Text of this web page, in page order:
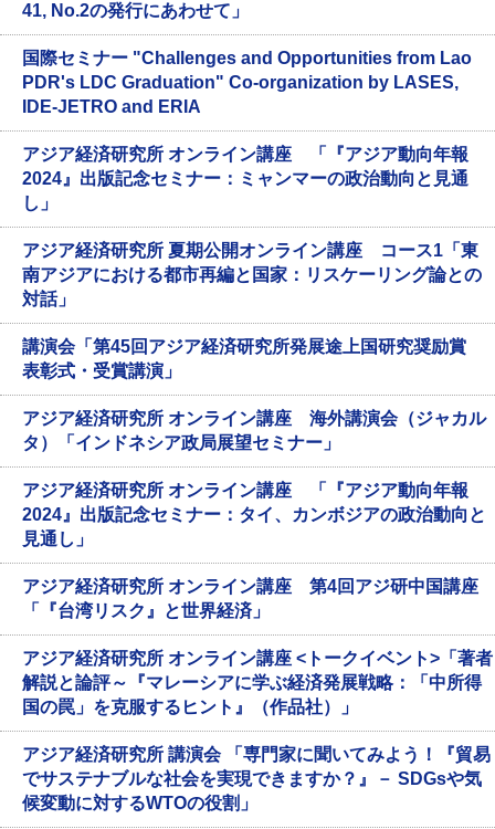
41, No.2の発行にあわせて」
国際セミナー "Challenges and Opportunities from Lao
PDR's LDC Graduation" Co-organization by LASES,
IDE-JETRO and ERIA
アジア経済研究所 オンライン講座 「『アジア動向年報
2024』出版記念セミナー：ミャンマーの政治動向と見通
し」
アジア経済研究所 夏期公開オンライン講座 コース1「東
南アジアにおける都市再編と国家：リスケーリング論との
対話」
講演会「第45回アジア経済研究所発展途上国研究奨励賞
表彰式・受賞講演」
アジア経済研究所 オンライン講座 海外講演会（ジャカル
タ）「インドネシア政局展望セミナー」
アジア経済研究所 オンライン講座 「『アジア動向年報
2024』出版記念セミナー：タイ、カンボジアの政治動向と
見通し」
アジア経済研究所 オンライン講座 第4回アジ研中国講座
「『台湾リスク』と世界経済」
アジア経済研究所 オンライン講座 <トークイベント>「著者
解説と論評～『マレーシアに学ぶ経済発展戦略：「中所得
国の罠」を克服するヒント』（作品社）」
アジア経済研究所 講演会 「専門家に聞いてみよう！『貿易
でサステナブルな社会を実現できますか？』－ SDGsや気
候変動に対するWTOの役割」